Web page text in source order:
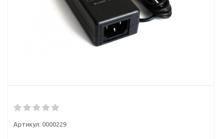
Артикул: 0000229